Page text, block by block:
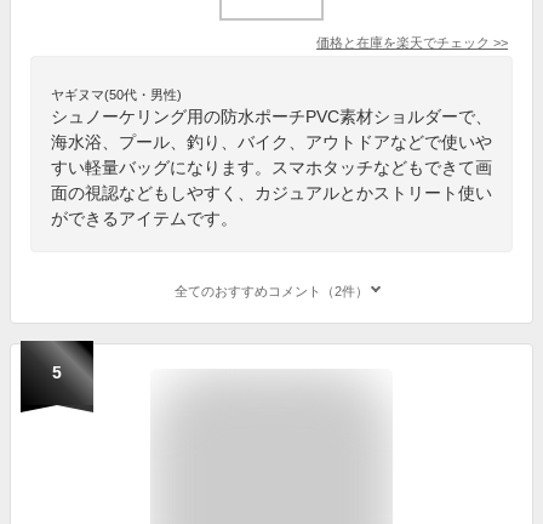
価格と在庫を楽天でチェック >>
ヤギヌマ(50代・男性)
シュノーケリング用の防水ポーチPVC素材ショルダーで、
海水浴、プール、釣り、バイク、アウトドアなどで使いや
すい軽量バッグになります。スマホタッチなどもできて画
面の視認などもしやすく、カジュアルとかストリート使い
ができるアイテムです。
全てのおすすめコメント（2件）
5